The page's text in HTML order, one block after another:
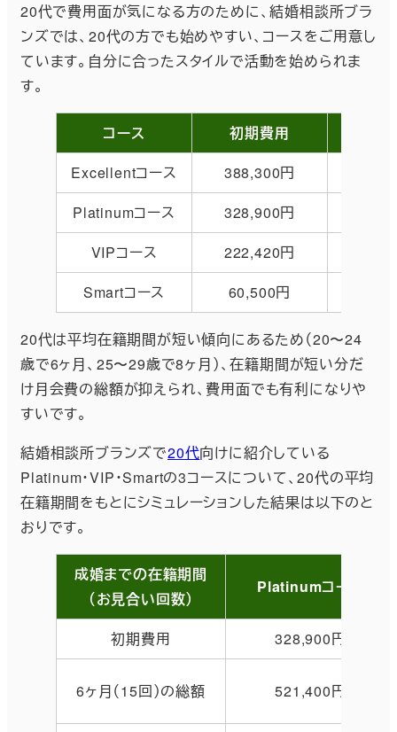
20代で費用面が気になる方のために、結婚相談所ブラ
ンズでは、20代の方でも始めやすい、コースをご用意し
ています。自分に合ったスタイルで活動を始められま
す。
コース 初期費用
Excellentコース
388,300円
Platinumコース
328,900円
VIPコース
222,420円
Smartコース
60,500円
20代は平均在籍期間が短い傾向にあるため（20〜24
歳で6ヶ月、25〜29歳で8ヶ月）、在籍期間が短い分だ
け月会費の総額が抑えられ、費用面でも有利になりや
すいです。
結婚相談所ブランズで20代向けに紹介している
Platinum・VIP・Smartの3コースについて、20代の平均
在籍期間をもとにシミュレーションした結果は以下のと
おりです。
成婚までの在籍期間
（お見合い回数）
Platinumコース
初期費用 328,900円
6ヶ月（15回）の総額 521,400円